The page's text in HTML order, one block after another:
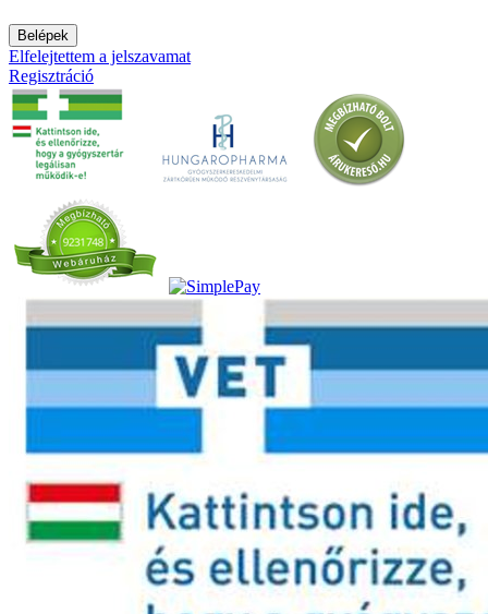
Belépek
Elfelejtettem a jelszavamat
Regisztráció